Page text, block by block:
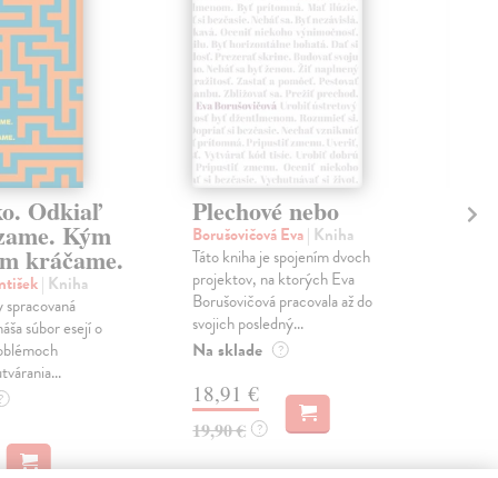
Odkiaľ
Kým
kráčame.
| Kniha
súbor esejí o
Plechové nebo
Borušovičová Eva| Kniha
Táto kniha je spojením dvoch
projektov, na ktorých Eva
Borušovičová pracovala až do
svojich posledný...
Na sklade ?
18,91 €
19,90 € ?